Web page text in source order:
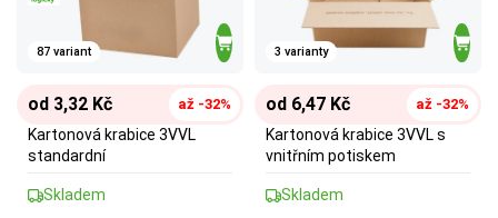
87 variant
od 3,32 Kč až -32%
Kartonová krabice 3VVL
standardní
Skladem
3 varianty
od 6,47 Kč až -32%
Kartonová krabice 3VVL s
vnitřním potiskem
Skladem